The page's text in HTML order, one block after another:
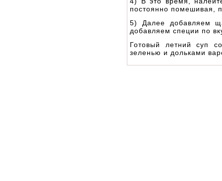
постоянно помешивая,
5) Далее добавляем
добавляем специи по
Готовый летний суп
зеленью и дольками